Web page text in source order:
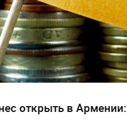
открыть в